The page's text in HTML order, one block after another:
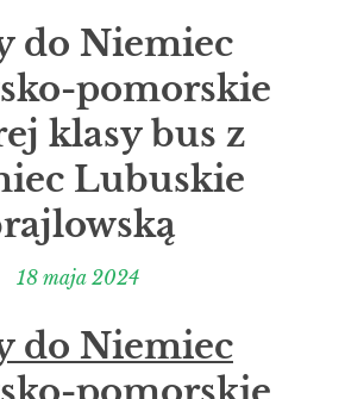
do Niemiec
pomorskie
klasy bus z
Lubuskie
18 maja 2024
do Niemiec